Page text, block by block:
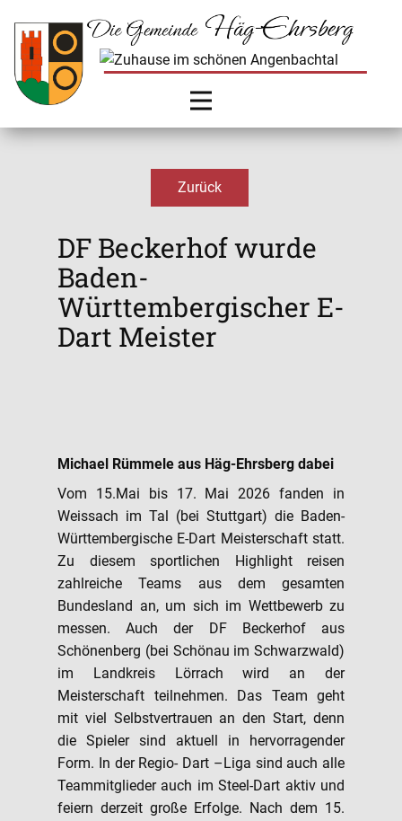
Zurück
DF Beckerhof wurde
Baden-
Württembergischer E-
Dart Meister
Michael Rümmele aus Häg-Ehrsberg dabei
Vom 15.Mai bis 17. Mai 2026 fanden in
Weissach im Tal (bei Stuttgart) die Baden-
Württembergische E-Dart Meisterschaft statt.
Zu diesem sportlichen Highlight reisen
zahlreiche Teams aus dem gesamten
Bundesland an, um sich im Wettbewerb zu
messen. Auch der DF Beckerhof aus
Schönenberg (bei Schönau im Schwarzwald)
im Landkreis Lörrach wird an der
Meisterschaft teilnehmen. Das Team geht
mit viel Selbstvertrauen an den Start, denn
die Spieler sind aktuell in hervorragender
Form. In der Regio- Dart –Liga sind auch alle
Teammitglieder auch im Steel-Dart aktiv und
feiern derzeit große Erfolge. Nach dem 15.